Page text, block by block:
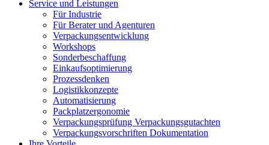
Service und Leistungen
Für Industrie
Für Berater und Agenturen
Verpackungsentwicklung
Workshops
Sonderbeschaffung
Einkaufsoptimierung
Prozessdenken
Logistikkonzepte
Automatisierung
Packplatzergonomie
Verpackungsprüfung Verpackungsgutachten
Verpackungsvorschriften Dokumentation